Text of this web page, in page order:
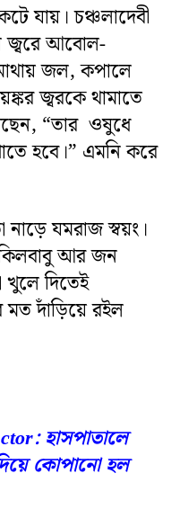
যায়। চঞ্চলাদেবী
জ্বরে আবোল-
জল, কপালে
জ্বরকে থামাতে
“তার ওষুধে
হবে।” এমনি করে
যমরাজ স্বয়ং।
আর জন
খুলে দিতেই
মত দাঁড়িয়ে রইল
হাসপাতালে
কোপানো হল